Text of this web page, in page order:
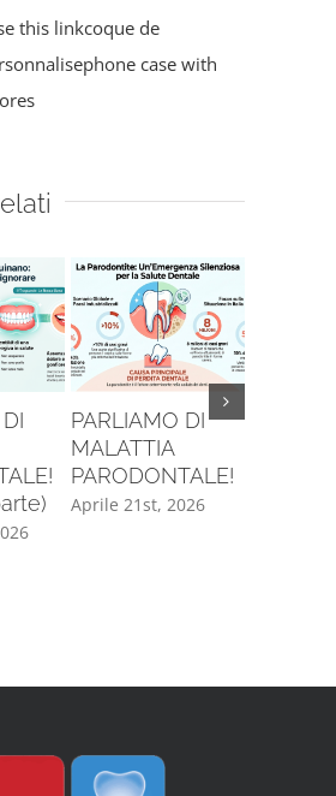
this linkcoque de
phone case with
PARLIAMO DI
MALATTIA
PARODONTALE!
Aprile 21st, 2026